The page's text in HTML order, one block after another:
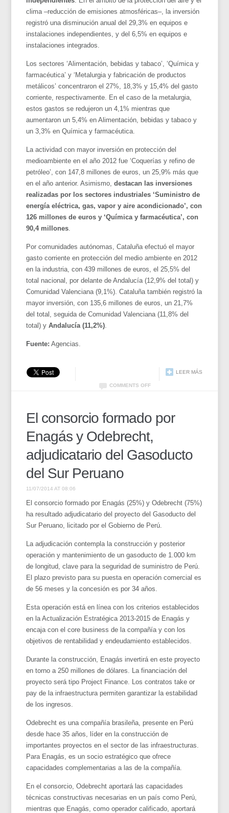
clima –reducción de emisiones atmosféricas–, la inversión
registró una disminución anual del 29,3% en equipos e
instalaciones independientes, y del 6,5% en equipos e
instalaciones integrados.
Los sectores ‘Alimentación, bebidas y tabaco’, ‘Química y
farmacéutica’ y ‘Metalurgia y fabricación de productos
metálicos’ concentraron el 27%, 18,3% y 15,4% del gasto
corriente, respectivamente. En el caso de la metalurgia,
estos gastos se redujeron un 4,1% mientras que
aumentaron un 5,4% en Alimentación, bebidas y tabaco y
un 3,3% en Química y farmacéutica.
La actividad con mayor inversión en protección del
medioambiente en el año 2012 fue ‘Coquerías y refino de
petróleo’, con 147,8 millones de euros, un 25,9% más que
en el año anterior. Asimismo,destacan las inversiones
realizadas por los sectores industriales ‘Suministro de
energía eléctrica, gas, vapor y aire acondicionado’, con
126 millones de euros y ‘Química y farmacéutica’, con
90,4 millones
Por comunidades autónomas, Cataluña efectuó el mayor
gasto corriente en protección del medio ambiente en 2012
en la industria, con 439 millones de euros, el 25,5% del
total nacional, por delante de Andalucía (12,9% del total) y
Comunidad Valenciana (9,1%). Cataluña también registró la
mayor inversión, con 135,6 millones de euros, un 21,7%
del total, seguida de Comunidad Valenciana (11,8% del
total) yAndalucía (11,2%)
Fuente: Agencias.
LEER MÁS
COMMENTS OFF
El consorcio formado por
Enagás y Odebrecht,
adjudicatario del Gasoducto
del Sur Peruano
11/07/2014 AT 08:06
El consorcio formado por Enagás (25%) y Odebrecht (75%)
ha resultado adjudicatario del proyecto del Gasoducto del
Sur Peruano, licitado por el Gobierno de Perú.
La adjudicación contempla la construcción y posterior
operación y mantenimiento de un gasoducto de 1.000 km
de longitud, clave para la seguridad de suministro de Perú.
El plazo previsto para su puesta en operación comercial es
de 56 meses y la concesión es por 34 años.
Esta operación está en línea con los criterios establecidos
en la Actualización Estratégica 2013-2015 de Enagás y
encaja con el core business de la compañía y con los
objetivos de rentabilidad y endeudamiento establecidos.
Durante la construcción, Enagás invertirá en este proyecto
en torno a 250 millones de dólares. La financiación del
proyecto será tipo Project Finance. Los contratos take or
pay de la infraestructura permiten garantizar la estabilidad
de los ingresos.
Odebrecht es una compañía brasileña, presente en Perú
desde hace 35 años, líder en la construcción de
importantes proyectos en el sector de las infraestructuras.
Para Enagás, es un socio estratégico que ofrece
capacidades complementarias a las de la compañía.
En el consorcio, Odebrecht aportará las capacidades
técnicas constructivas necesarias en un país como Perú,
mientras que Enagás, como operador calificado, aportará